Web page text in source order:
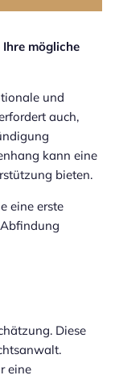
mögliche
und
auch,
kann eine
bieten.
eine erste
Diese
eine